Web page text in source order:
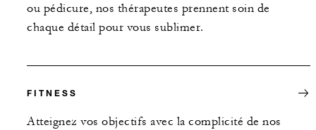
ou pédicure, nos thérapeutes prennent soin de
chaque détail pour vous sublimer.
FITNESS
Atteignez vos objectifs avec la complicité de nos